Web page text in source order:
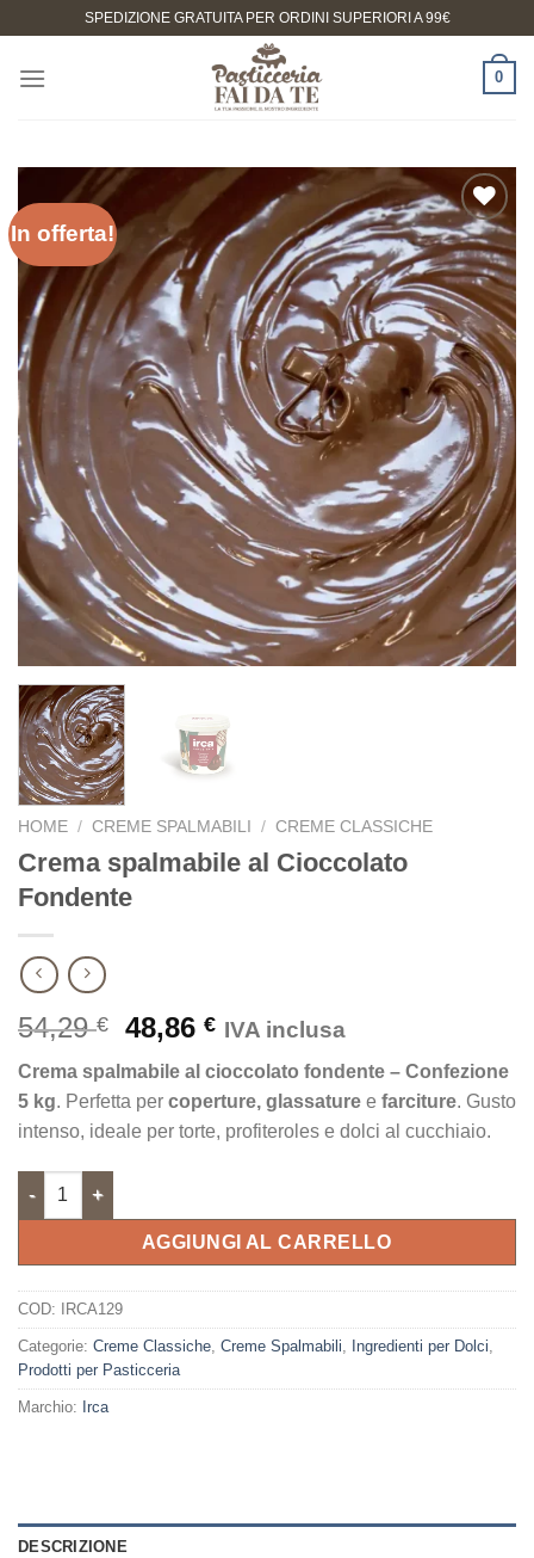
contenuti
SPEDIZIONE GRATUITA PER ORDINI SUPERIORI A 99€
0
In offerta!
Aggiungi
alla lista
dei
desideri
HOME / CREME SPALMABILI / CREME CLASSICHE
Crema spalmabile al Cioccolato
Fondente
54,29€
Il
originale
era:
54,29 €.
48,86€Il
attuale
è:
48,86 €.
IVA inclusa
Crema spalmabile al cioccolato fondente – Confezione
5 kg. Perfetta per coperture, glassature e farciture. Gusto
intenso, ideale per torte, profiteroles e dolci al cucchiaio.
Crema spalmabile al Cioccolato Fondente quantità
AGGIUNGI AL CARRELLO
COD: IRCA129
Categorie: Creme Classiche Creme Spalmabili Ingredienti per Dolci
Prodotti per Pasticceria
Marchio: Irca
DESCRIZIONE